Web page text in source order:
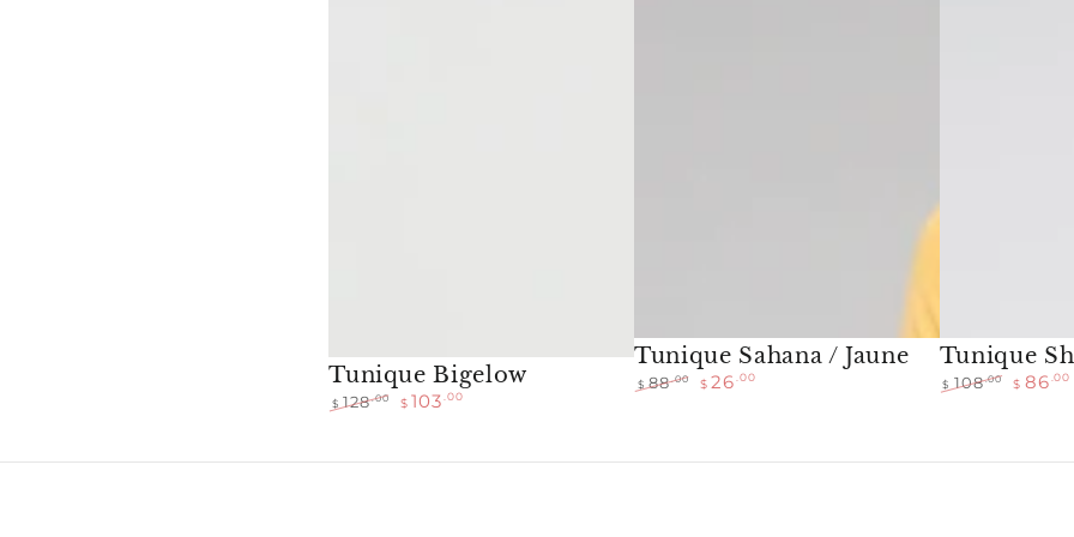
Tunique Bigelow
$ 128.00
vente
$ 103 .00
Tunique Sahana / Jaune
$ 88.00 $ 26 .00
Tunique
$ 108.00 $ 86 .00